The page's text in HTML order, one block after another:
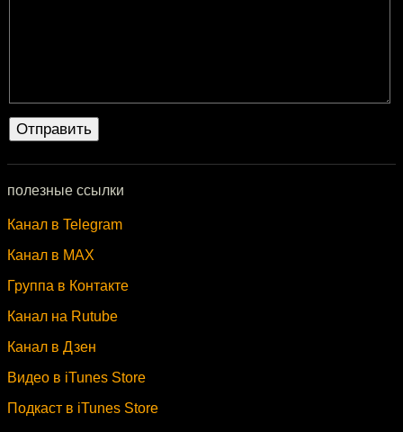
полезные ссылки
Канал в Telegram
Канал в MAX
Группа в Контакте
Канал на Rutube
Канал в Дзен
Видео в iTunes Store
Подкаст в iTunes Store